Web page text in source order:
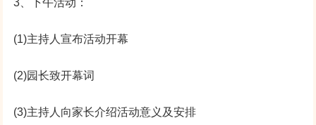
3、下午活动：
(1)主持人宣布活动开幕
(2)园长致开幕词
(3)主持人向家长介绍活动意义及安排